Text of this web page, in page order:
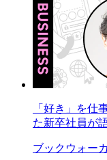
「好き」を仕
た新卒社員が
ブックウォー